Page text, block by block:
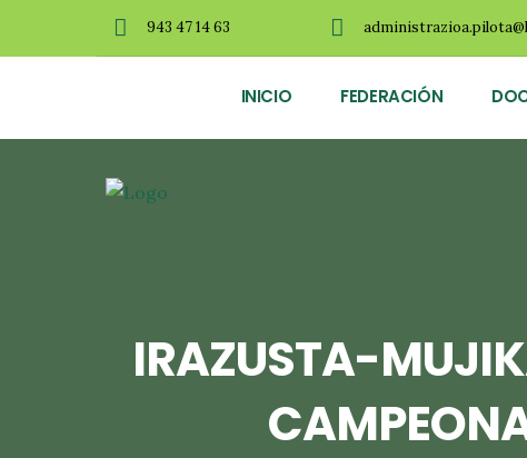
943 47 14 63
INICIO FEDERACIÓN
IRAZUSTA-